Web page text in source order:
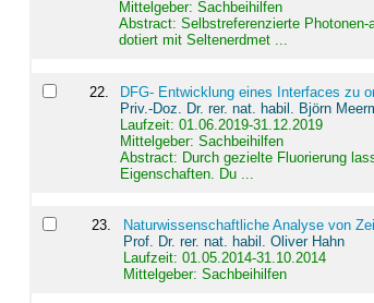
Mittelgeber: Sachbeihilfen
Abstract:Selbstreferenzierte
dotiert mit Seltenerdmet ...
22
DFG- Entwicklung eines Interfaces zu
Priv.-Doz. Dr. rer. nat. habil. Björn
Laufzeit: 01.06.2019-31.12.2019
Mittelgeber: Sachbeihilfen
Abstract: Durch gezielte Fluorierung
Eigenschaften. Du ...
23.
Naturwissenschaftliche Analyse von
Prof. Dr. rer. nat. habil. Oliver Hahn
Laufzeit: 01.05.2014-31.10.2014
Mittelgeber: Sachbeihilfen